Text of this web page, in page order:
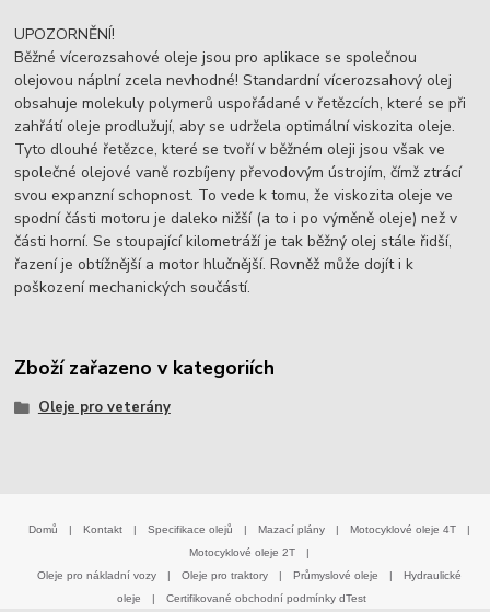
UPOZORNĚNÍ!
Běžné vícerozsahové oleje jsou pro aplikace se společnou
olejovou náplní zcela nevhodné! Standardní vícerozsahový olej
obsahuje molekuly polymerů uspořádané v řetězcích, které se při
zahřátí oleje prodlužují, aby se udržela optimální viskozita oleje.
Tyto dlouhé řetězce, které se tvoří v běžném oleji jsou však ve
společné olejové vaně rozbíjeny převodovým ústrojím, čímž ztrácí
svou expanzní schopnost. To vede k tomu, že viskozita oleje ve
spodní části motoru je daleko nižší (a to i po výměně oleje) než v
části horní. Se stoupající kilometráží je tak běžný olej stále řidší,
řazení je obtížnější a motor hlučnější. Rovněž může dojít i k
poškození mechanických součástí.
Zboží zařazeno v kategoriích
Oleje pro veterány
Domů | Kontakt | Specifikace olejů | Mazací plány | Motocyklové oleje 4T
|
Motocyklové oleje 2T
|
Oleje pro nákladní vozy
| Oleje pro traktory | Průmyslové oleje |
Hydraulické
oleje
| Certifikované obchodní podmínky dTest